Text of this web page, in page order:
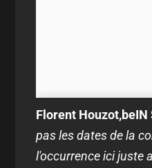
Florent Houzot,beIN
pas les dates de la
l'occurrence ici juste